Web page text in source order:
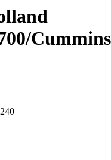
Cummins